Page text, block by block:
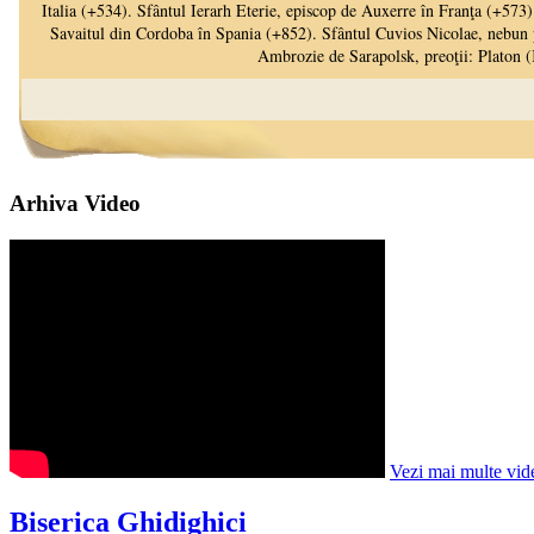
Arhiva Video
Vezi mai multe
Biserica Ghidighici